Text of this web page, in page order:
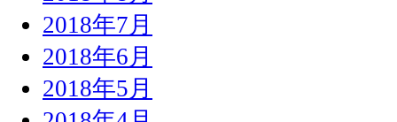
2018年7月
2018年6月
2018年5月